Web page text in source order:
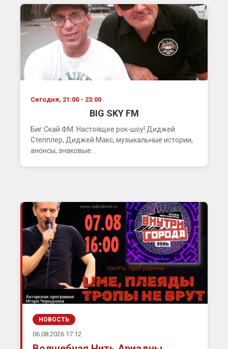
Сегодня, 21:00 - 23:00
BIG SKY FM
Биг Скай ФМ. Настоящее рок-шоу! Диджей
Степплер, Диджей Макс, музыкальные истории,
анонсы, знаковые...
НОВОСТЬ
06.08.2026 17:12